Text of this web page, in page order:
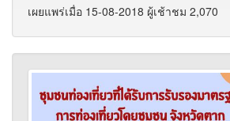
เผยแพร่เมื่อ 15-08-2018 ผู้เช้าชม 2,070